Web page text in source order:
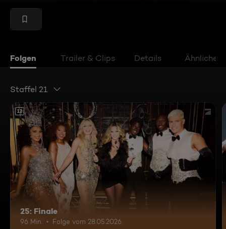
Folgen Trailer & Clips Details Ähnliche
Staffel 21
12
25: Finale
96 Min. Folge vom 28.05.2026